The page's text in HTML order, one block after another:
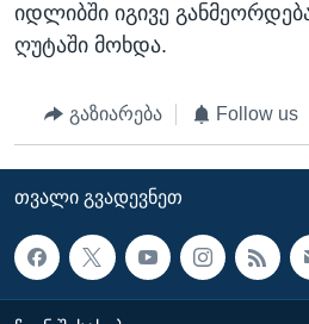
იდლიბში იგივე
ღუტაში მოხდა.
გაზიარება Follow us
ᲗᲕᲐᲚᲘ ᲒᲕᲐᲓᲔᲕᲜᲔᲗ